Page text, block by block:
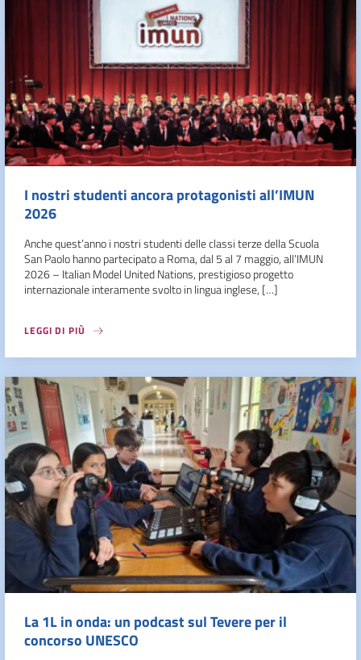
I nostri studenti ancora protagonisti all’IMUN
2026
Anche quest’anno i nostri studenti delle classi terze della Scuola
San Paolo hanno partecipato a Roma, dal 5 al 7 maggio, all’IMUN
2026 – Italian Model United Nations, prestigioso progetto
internazionale interamente svolto in lingua inglese, […]
LEGGI DI PIÙ
La 1L in onda: un podcast sul Tevere per il
concorso UNESCO